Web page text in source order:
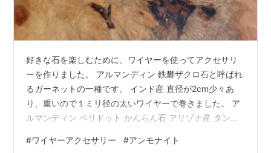
好きな石を楽しむために、ワイヤーを使ってアクセサリ
ーを作りました。 アルマンディン 鉄礬ザクロ石と呼ばれ
るガーネットの一種です。 インド産 直径が2cm少々あ
り、重いので１ミリ径の太いワイヤーで巻きました。 ア
ルマンディン ペリドット かんらん石 アリゾナ産 タンブ
グロッシュラーガーネット 0.3ミリのワイヤーです 少し
#ワイヤーアクセサリー #アンモナイト